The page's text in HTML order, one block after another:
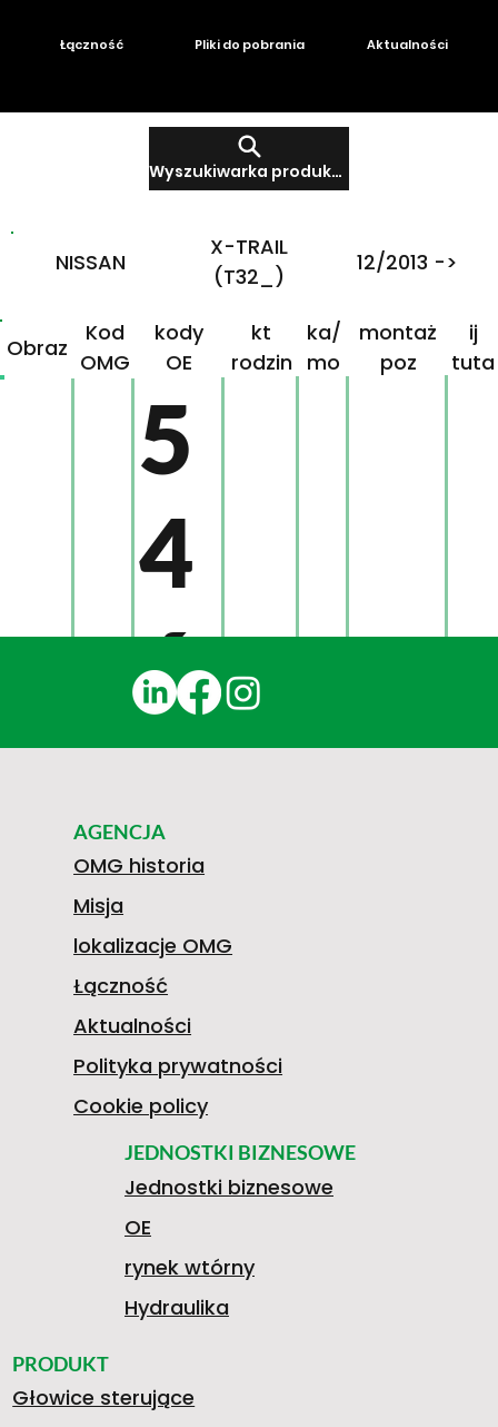
Wyszukiwarka produktów
Łączność Pliki do pobrania Aktualności
Obraz
Kod
OMG
kody
OE
kt
rodzin
ka/
mo
montaż
poz
ij
tuta
5
4
6
6
8
-
1
A
A
NISSAN
X-TRAIL
(T32_)
12/2013 ->
JEDNOSTKI BIZNESOWE
Jednostki biznesowe
OE
rynek wtórny
Hydraulika
PRODUKT
Głowice sterujące
AGENCJA
OMG historia
Misja
lokalizacje OMG
Łączność
Aktualności
Polityka prywatności
Cookie policy